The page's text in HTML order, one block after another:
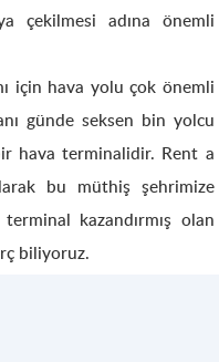
çekilmesi adına önemli
için hava yolu çok önemli
günde seksen bin yolcu
hava terminalidir. Rent a
bu müthiş şehrimize
kazandırmış olan
biliyoruz.